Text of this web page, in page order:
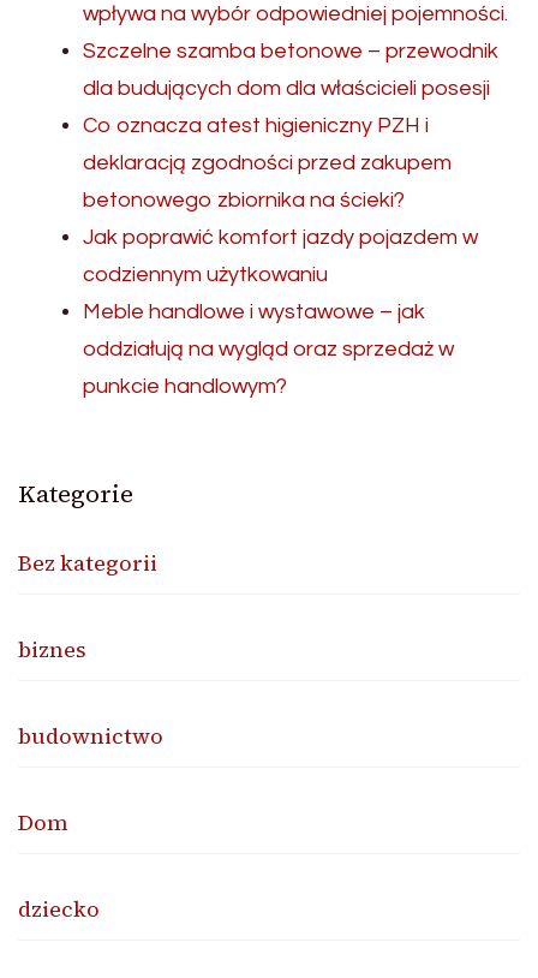
wpływa na wybór odpowiedniej pojemności.
Szczelne szamba betonowe – przewodnik
dla budujących dom dla właścicieli posesji
Co oznacza atest higieniczny PZH i
deklaracją zgodności przed zakupem
betonowego zbiornika na ścieki?
Jak poprawić komfort jazdy pojazdem w
codziennym użytkowaniu
Meble handlowe i wystawowe – jak
oddziałują na wygląd oraz sprzedaż w
punkcie handlowym?
Kategorie
Bez kategorii
biznes
budownictwo
Dom
dziecko